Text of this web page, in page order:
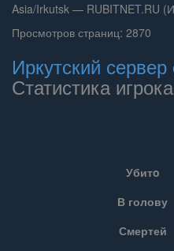
Asia/Irkutsk — RUBITNET.RU
Просмотров страниц: 2870
Иркутский
Статистика
Убитo
В голову
Смертей